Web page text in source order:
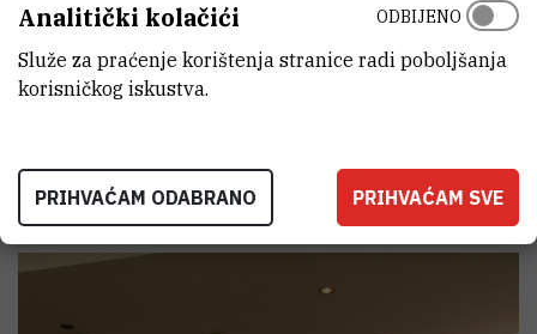
Analitički kolačići
Služe za praćenje korištenja stranice radi poboljšanja
korisničkog iskustva.
ODBIJENO
PRIHVAĆAM ODABRANO PRIHVAĆAM SVE